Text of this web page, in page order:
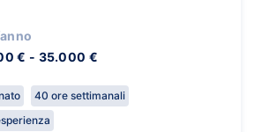
€ - 35.000 €
40 ore settimanali